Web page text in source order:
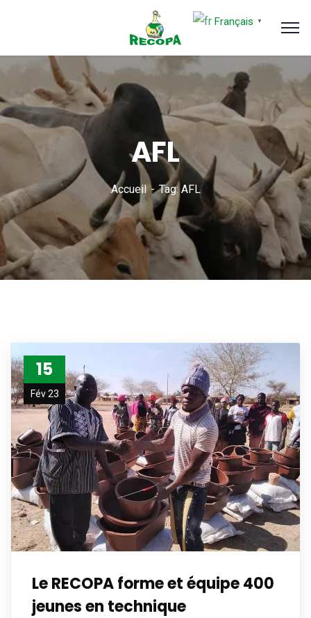
AFL
Accueil Tag: AFL
15
Fév 23
Le RECOPA forme et équipe 400
jeunes en technique
Français ▼